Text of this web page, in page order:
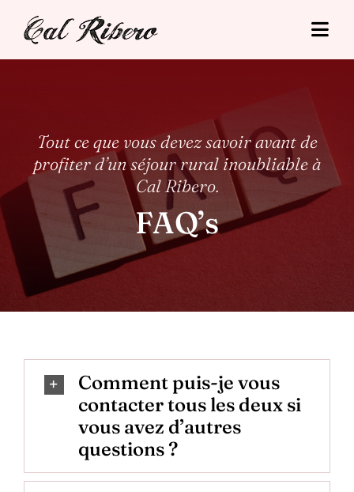
Tourisme
Tarifs
Situació
Contact
Tout ce que vous devez savoir avant de
profiter d’un séjour rural inoubliable à
Cal Ribero.
FAQ’s
Comment puis-je vous
contacter tous les deux si
vous avez d’autres
questions ?